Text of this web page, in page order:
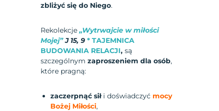
zbliżyć się do Niego.
Rekolekcje„Wytrwajcie w miłości
Mojej”J 15, 9* TAJEMNICA
BUDOWANIA RELACJI,są
szczególnymzaproszeniem dla osób,
które pragną:
zaczerpnąć siłi doświadczyć mocy
Bożej Miłości,